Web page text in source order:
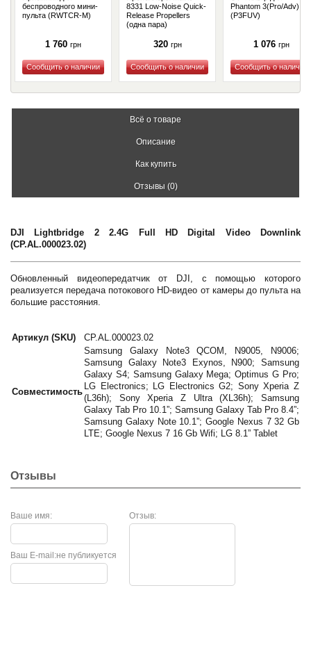
беспроводного мини-
пульта (RWTCR-M)
1 760 грн
Купить
8331 Low-Noise Quick-
Release Propellers
(одна пара)
320 грн
Купить
Phantom 3(Pro/Adv)
(P3FUV)
1 076 грн
Купить
Всё о товаре
Описание
Как купить
Отзывы (0)
DJI Lightbridge 2 2.4G Full HD Digital Video Downlink
(CP.AL.000023.02)
Обновленный видеопередатчик от DJI, с помощью которого
реализуется передача потокового HD-видео от камеры до пульта на
большие расстояния.
Артикул (SKU) CP.AL.000023.02
Совместимость
Samsung Galaxy Note3 QCOM, N9005, N9006;
Samsung Galaxy Note3 Exynos, N900; Samsung
Galaxy S4; Samsung Galaxy Mega; Optimus G Pro;
LG Electronics; LG Electronics G2; Sony Xperia Z
(L36h); Sony Xperia Z Ultra (XL36h); Samsung
Galaxy Tab Pro 10.1”; Samsung Galaxy Tab Pro 8.4”;
Samsung Galaxy Note 10.1”; Google Nexus 7 32 Gb
LTE; Google Nexus 7 16 Gb Wifi; LG 8.1” Tablet
Отзывы
Ваше имя: Отзыв:
не публикуется
Ваш E-mail: